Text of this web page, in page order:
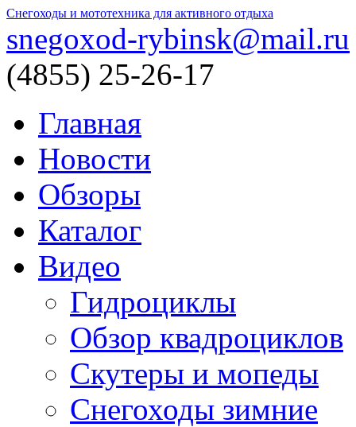
Снегоходы и мототехника для активного отдыха
snegoxod-rybinsk@mail.ru
(4855) 25-26-17
Главная
Новости
Обзоры
Каталог
Видео
Гидроциклы
Обзор квадроциклов
Скутеры и мопеды
Снегоходы зимние